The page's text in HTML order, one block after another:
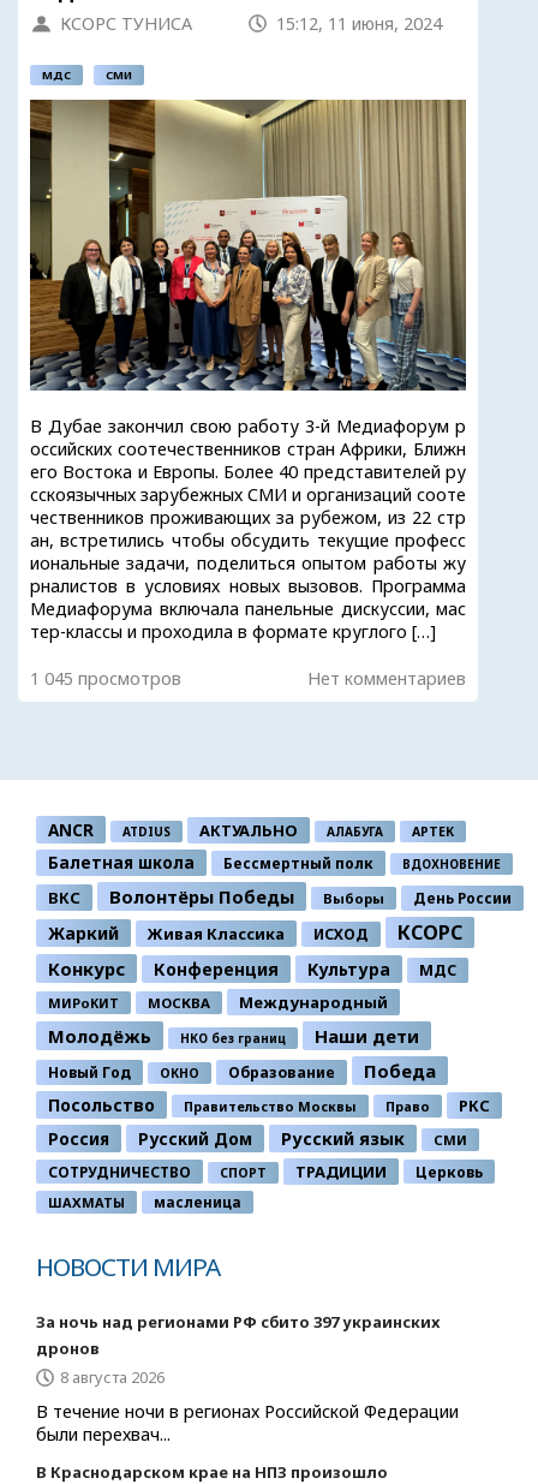
КСОРС ТУНИСА 15:12, 11 июня, 2024
МДС СМИ
В Дубае закончил свою работу 3-й Медиафорум р
оссийских соотечественников стран Африки, Ближн
его Востока и Европы. Более 40 представителей ру
сскоязычных зарубежных СМИ и организаций сооте
чественников проживающих за рубежом, из 22 стр
ан, встретились чтобы обсудить текущие професс
иональные задачи, поделиться опытом работы жу
рналистов в условиях новых вызовов. Программа
Медиафорума включала панельные дискуссии, мас
тер-классы и проходила в формате круглого […]
1 045 просмотров Нет комментариев
ANCR ATDIUS АКТУАЛЬНО АЛАБУГА АРТЕК
Балетная школа Бессмертный полк ВДОХНОВЕНИЕ
ВКС Волонтёры Победы Выборы День России
Жаркий Живая Классика ИСХОД КСОРС
Конкурс Конференция Культура МДС
МИРоКИТ МОСКВА Международный
Молодёжь НКО без границ Наши дети
Новый Год ОКНО Образование Победа
Посольство Правительство Москвы Право РКС
Россия Русский Дом Русский язык СМИ
СОТРУДНИЧЕСТВО СПОРТ ТРАДИЦИИ Церковь
ШАХМАТЫ масленица
НОВОСТИ МИРА
За ночь над регионами РФ сбито 397 украинских
дронов
8 августа 2026
В течение ночи в регионах Российской Федерации
были перехвач...
В Краснодарском крае на НПЗ произошло